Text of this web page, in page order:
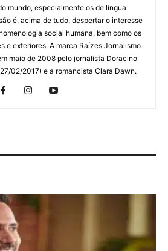
mundo, especialmente os de língua
é, acima de tudo, despertar o interesse
social humana, bem como os
e exteriores. A marca Raízes Jornalismo
maio de 2008 pelo jornalista Doracino
02/2017) e a romancista Clara Dawn.